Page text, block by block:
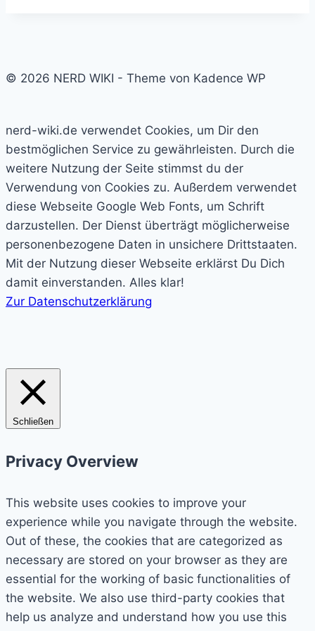
© 2026 NERD WIKI - Theme von Kadence WP
nerd-wiki.de verwendet Cookies, um Dir den
bestmöglichen Service zu gewährleisten. Durch die
weitere Nutzung der Seite stimmst du der
Verwendung von Cookies zu. Außerdem verwendet
diese Webseite Google Web Fonts, um Schrift
darzustellen. Der Dienst überträgt möglicherweise
personenbezogene Daten in unsichere Drittstaaten.
Mit der Nutzung dieser Webseite erklärst Du Dich
damit einverstanden. Alles klar!
Zur Datenschutzerklärung
Schließen
Privacy Overview
This website uses cookies to improve your
experience while you navigate through the website.
Out of these, the cookies that are categorized as
necessary are stored on your browser as they are
essential for the working of basic functionalities of
the website. We also use third-party cookies that
help us analyze and understand how you use this